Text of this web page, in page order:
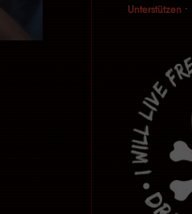
Unterstützen•